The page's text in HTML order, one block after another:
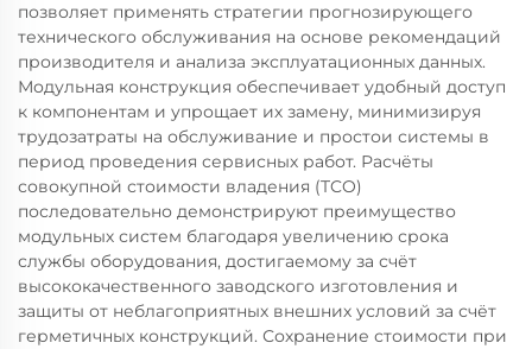
позволяет применять стратегии прогнозирующего
технического обслуживания на основе рекомендаций
производителя и анализа эксплуатационных данных.
Модульная конструкция обеспечивает удобный доступ
к компонентам и упрощает их замену, минимизируя
трудозатраты на обслуживание и простои системы в
период проведения сервисных работ. Расчёты
совокупной стоимости владения (TCO)
последовательно демонстрируют преимущество
модульных систем благодаря увеличению срока
службы оборудования, достигаемому за счёт
высококачественного заводского изготовления и
защиты от неблагоприятных внешних условий за счёт
герметичных конструкций. Сохранение стоимости при